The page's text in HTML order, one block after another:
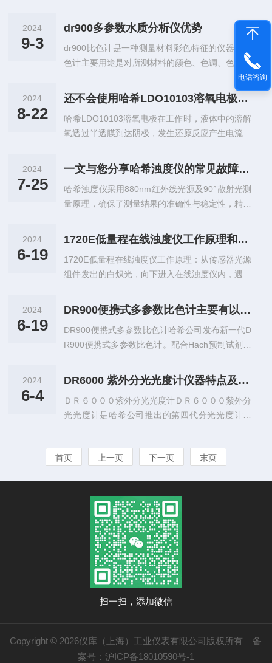
查有效期，并严格按照说明书中的要求来使用新的
试剂。2、样品污染：样品可能会受到外部污染物
的影响，导致测试结果出现偏差。解决方法是...
数据，以便评估水体的健康状况。哈希溶氧仪的性
能和测量结果受其各组成部件的影响，以下是各主
要组成部件的功能特点：1、传感器：传感器是溶
氧仪的核心部件，负责实际测量水中氧气的含量。
常见的传感器类型包括极谱型传感器和荧光型传感
器。极谱型传感器通过电化学反应来测量溶解氧，
常具有更高的稳定性和较长的使用寿命，但价...
2024
9-3
dr900多参数水质分析仪优势
dr900比色计是一种测量材料彩色特征的仪器。比
色计主要用途是对所测材料的颜色、色调、色值进
行测定及分析。如果将比色计与计算机连机，便可
以提高对色彩的分析及处理能力，而且用户可根据
需要从微机的彩色存贮库中查找调出各种数据进行
配色。主要应用：饮用水、废水、工业水质等测
试。主要特点指尖操作-4次按键就能找到保存下来
水防尘设计，大限度的现场测试改进界面-改进的
存500组数据，可通过USB端口简单...
2024
8-22
还不会使用哈希LDO10103溶氧电极？进来看
哈希LDO10103溶氧电极在工作时，液体中的溶解
氧透过半透膜到达阴极，发生还原反应产生电流，
定量测量。随着技术的发展，它的种类日益增多，
如原电池型、极谱型和光学型等，各有优缺点，用
户可根据实际需求选择合适的类型，为相关领域的
研究和生产提供了重要支持。正确的使用哈希LDO
重要，以下是关于正确使用方法的详细介绍。1、
准过程包括将其放置在已知溶氧...
2024
7-25
一文与您分享哈希浊度仪的常见故障相应解决方法
哈希浊度仪采用880nm红外线光源及90°散射光测
量原理，确保了测量结果的准确性与稳定性，精度
景下的需求。配备大尺寸背光LCD显示屏及数据存
储器，操作直观便捷，数据存储与导出功能*，便
于用户进行数据记录与分析，广泛应用于市政供
水、污水处理厂等多个领域。哈希浊度仪在使用过
相应的解决方法对于确保仪器的正常运行至关重
或异常，可能...
2024
6-19
1720E低量程在线浊度仪工作原理和典型应用
1720E低量程在线浊度仪工作原理：从传感器光源
组件发出的白炽光，向下进入在线浊度仪内，遇到
检测器能够检测到与入射光束呈90°角的散射光。
此外，当连续流动的水样流经泡消除系统,该系统
能够脱除样品流中夹带的气泡，从而消除低量程浊
度测量中显著的干扰；该系统不受样品流速及压力
地方的过滤装置上测量原水或纯净水的浊度。哈希
滤后、沉淀和出厂水的浊度监测；...
2024
6-19
DR900便携式多参数比色计主要有以下特点：
DR900便携式多参数比色计哈希公司发布新一代D
R900便携式多参数比色计。配合Hach预制试剂，
氨氮、总氮、总磷、余氯、总氯、SS、浊度、
氰、氟、及六价铬、总铬、铜、铁、锰、锌等参
数，非常适合对污水、地表水、自来水、锅炉水等
水样的检测与测量。DR900便携式多参数比色计IP
内置了90条测量程序，并可设置收藏菜单，快速
简便地访问您*常用的测量程序。DR900便携式多
2024
6-4
DR6000 紫外分光光度计仪器特点及优势
ＤＲ６０００紫外分光光度计ＤＲ６０００紫外分
光光度计是哈希公司推出的第四代分光光度计产
an美统一。－工作原理：ＤＲ６０００紫外分光
其含量的一种常用方法。－应用行业：ＤＲ６００
０紫外分光光度计主要应用于工业，市政，环保，
教育科研及疾控等领域的实验室水质监测。－仪器
特点及优势：●ＤＲ６０００紫外分光光度计内...
首页 上一页 下一页 末页
扫一扫，添加微信
Copyright © 2026仪库（上海）工业仪表有限公司版权所有 备
案号：沪ICP备18010590号-1
电话咨询